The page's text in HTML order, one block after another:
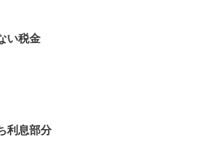
い税金
利息部分